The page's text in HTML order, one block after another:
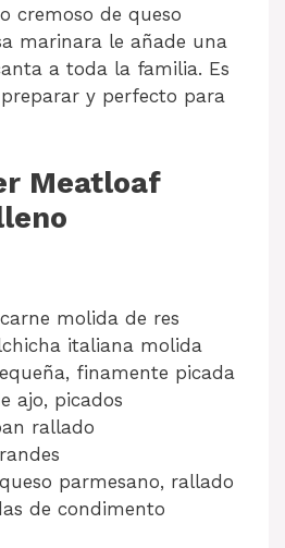
cremoso de queso
marinara le añade una
a toda la familia. Es
y perfecto para
Meatloaf
molida de res
italiana molida
finamente picada
ajo, picados
rallado
parmesano, rallado
de condimento